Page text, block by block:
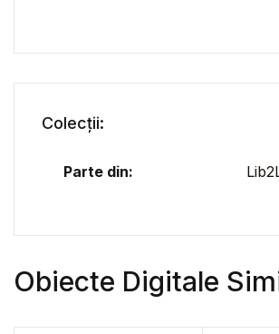
Colecții:
Parte din:
Obiecte Digitale